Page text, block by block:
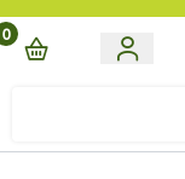
0